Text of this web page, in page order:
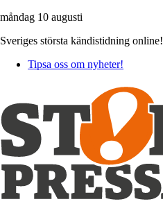
måndag 10 augusti
Sveriges största kändistidning online!
Tipsa oss om nyheter!